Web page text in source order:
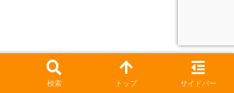
検索 トップ サイドバー